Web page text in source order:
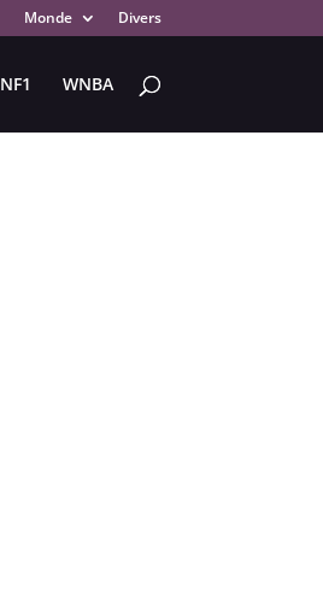
Monde Divers
NF1 WNBA